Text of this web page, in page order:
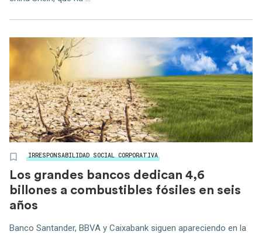
IRRESPONSABILIDAD SOCIAL CORPORATIVA
Los grandes bancos dedican 4,6
billones a combustibles fósiles en seis
años
Banco Santander, BBVA y Caixabank siguen apareciendo en la